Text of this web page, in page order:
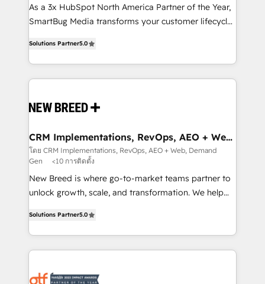
custom AI agents, and high-integrity migrations for
total reporting clarity. Security & Compliance: SOC 2
security. 🏆 Why Bluleadz? GTM OS Partner | 16+
Years Experience | 1,000+ Five-Star Reviews
As a 3x HubSpot North America Partner of the Year,
SmartBug Media transforms your customer lifecycle
includes specialized divisions Globalia (AI &
Software) and Point Success Media (Paid Media),
making this the official home for all three brands. 🔄
and system integrations powered by Globalia’s
trainers to drive platform adoption. 📈 Revenue
Generation - Full-funnel marketing and high-
performance advertising via Point Success Media. -
Expert deployment of Breeze AI and custom agents
to automate growth. 🏆 Elite Excellence - 8 platform
expertise. - A team of 250+ experts dedicated to
your resilient growth.
Solutions Partner5.0
CRM Implementations, RevOps, AEO + Web,
Demand Gen
โดย CRM Implementations, RevOps, AEO + Web, Demand
Gen
<10 การติดตั้ง
New Breed is where go-to-market teams partner to
unlock growth, scale, and transformation. We help
customer platform and operationalize HubSpot’s
Loop Marketing framework through expert-led
services, smart agents, and purpose-built apps,
results, fast. ⚙️CRM & RevOps: Align all Hubs to your
Solutions Partner5.0